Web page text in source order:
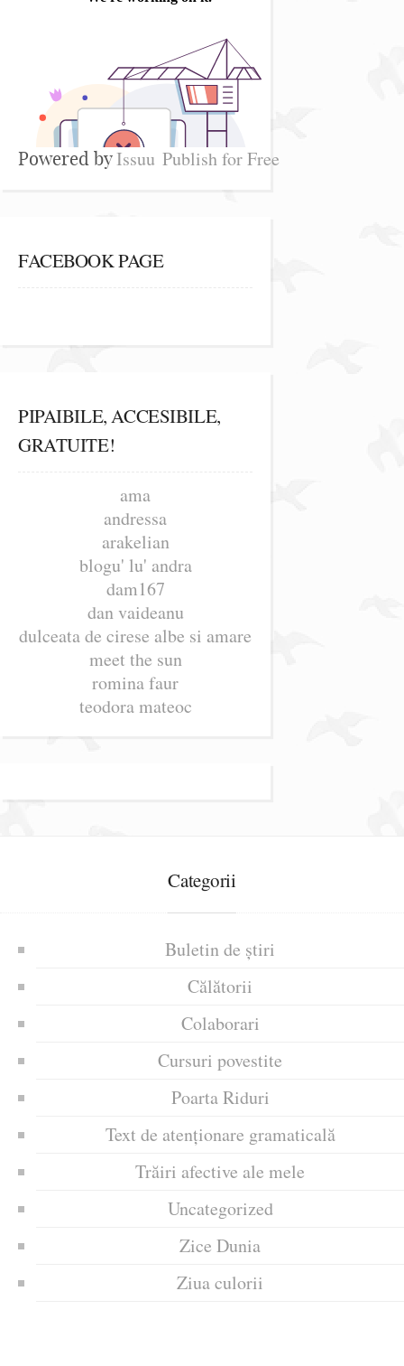
Powered byIssuu Publish for Free
FACEBOOK PAGE
PIPAIBILE, ACCESIBILE,
GRATUITE!
ama
andressa
arakelian
blogu' lu' andra
dam167
dan vaideanu
dulceata de cirese albe si amare
meet the sun
romina faur
teodora mateoc
Categorii
Buletin de știri
Călătorii
Colaborari
Cursuri povestite
Poarta Riduri
Text de atenționare gramaticală
Trăiri afective ale mele
Uncategorized
Zice Dunia
Ziua culorii